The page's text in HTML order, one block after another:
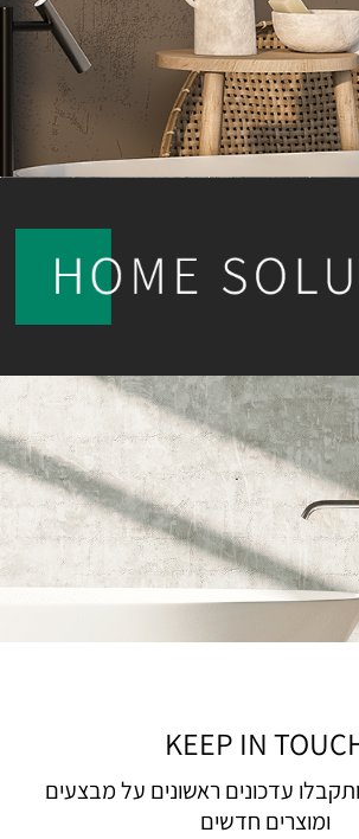
KEEP IN
עדכונים ראשונים על מבצעים
ומוצרים חדשים